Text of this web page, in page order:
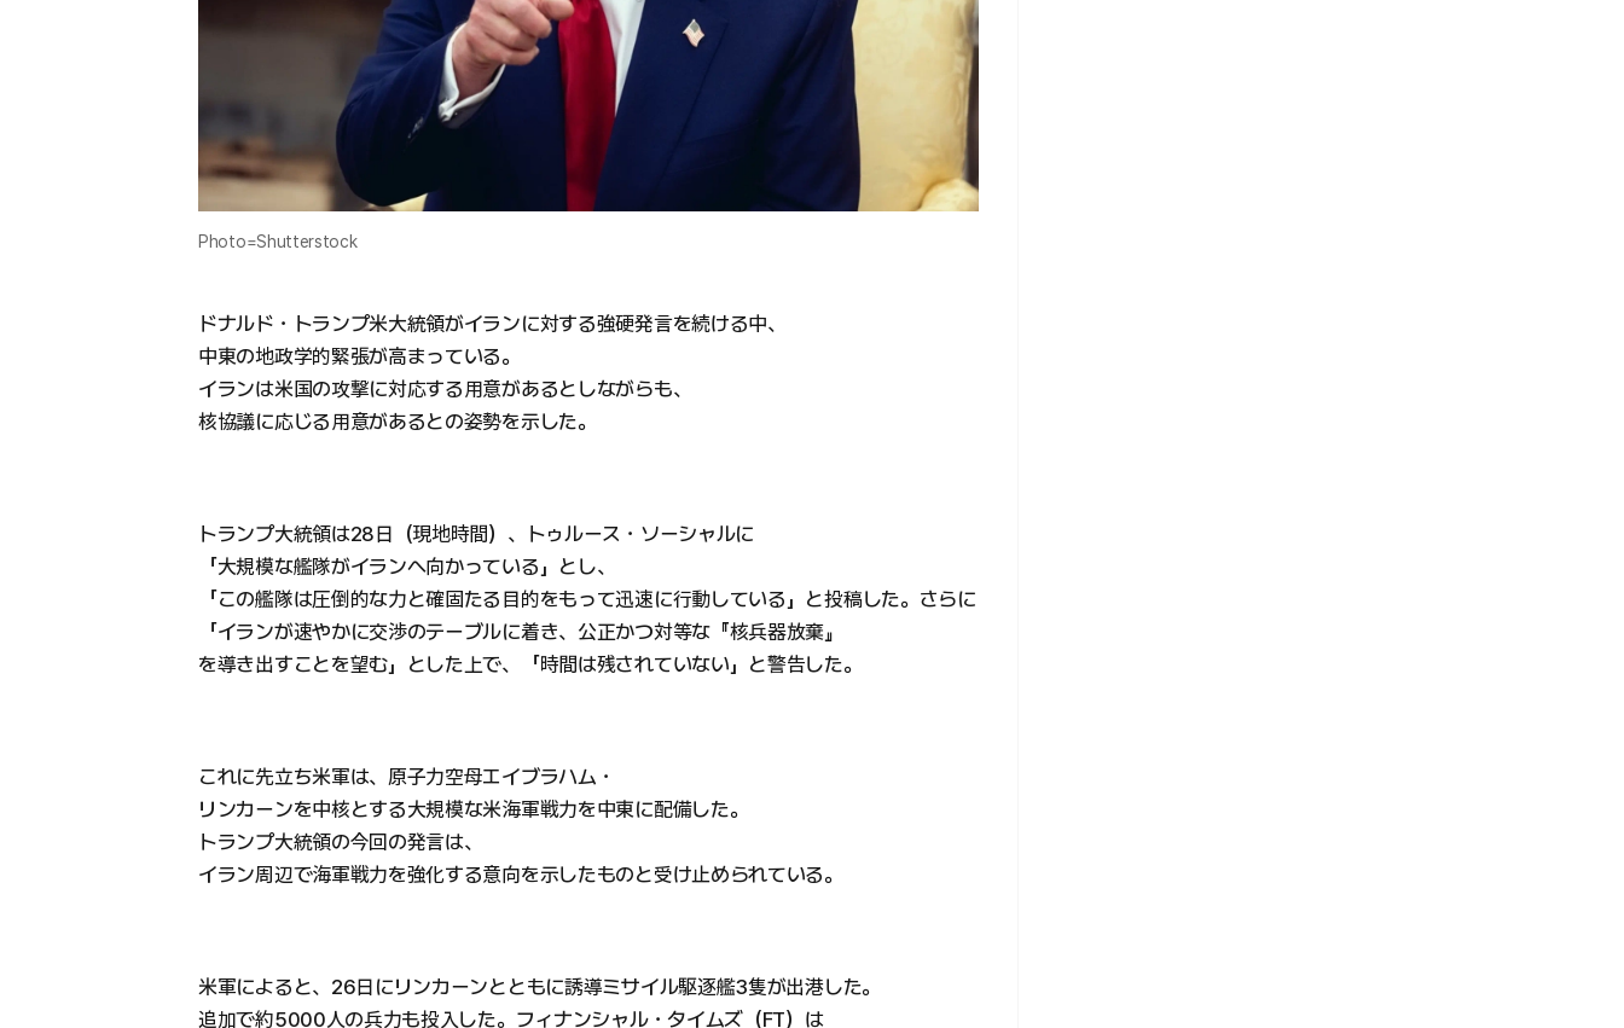
Photo=Shutterstock
ドナルド・トランプ米大統領がイランに対する強硬発言を続ける中、
中東の地政学的緊張が高まっている。
イランは米国の攻撃に対応する用意があるとしながらも、
核協議に応じる用意があるとの姿勢を示した。
トランプ大統領は28日（現地時間）、トゥルース・ソーシャルに
「大規模な艦隊がイランへ向かっている」とし、
「この艦隊は圧倒的な力と確固たる目的をもって迅速に行動している」と投稿した。さらに
「イランが速やかに交渉のテーブルに着き、公正かつ対等な『核兵器放棄』
を導き出すことを望む」とした上で、「時間は残されていない」と警告した。
これに先立ち米軍は、原子力空母エイブラハム・
リンカーンを中核とする大規模な米海軍戦力を中東に配備した。
トランプ大統領の今回の発言は、
イラン周辺で海軍戦力を強化する意向を示したものと受け止められている。
米軍によると、26日にリンカーンとともに誘導ミサイル駆逐艦3隻が出港した。
追加で約5000人の兵力も投入した。フィナンシャル・タイムズ（FT）は